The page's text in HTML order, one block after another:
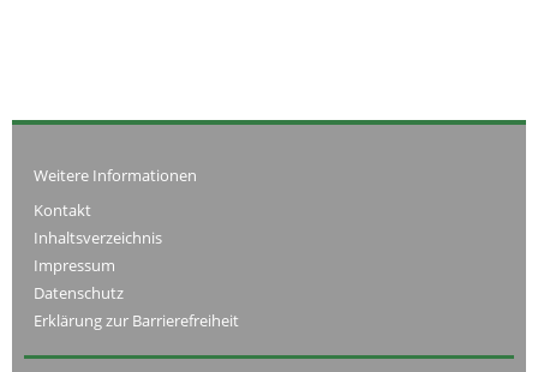
Weitere Informationen
Kontakt
Inhaltsverzeichnis
Impressum
Datenschutz
Erklärung zur Barrierefreiheit